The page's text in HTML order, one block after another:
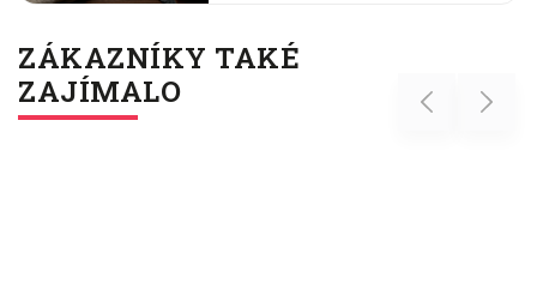
ZÁKAZNÍKY TAKÉ
ZAJÍMALO
Previous Next